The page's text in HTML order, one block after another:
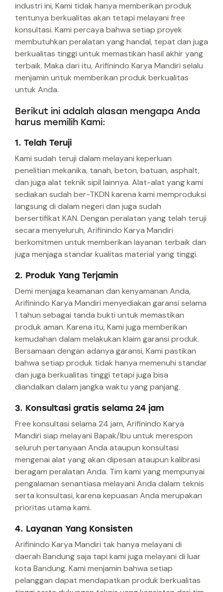
industri ini, Kami tidak hanya memberikan produk
tentunya berkualitas akan tetapi melayani free
konsultasi. Kami percaya bahwa setiap proyek
membutuhkan peralatan yang handal, tepat dan juga
berkualitas tinggi untuk memastikan hasil akhir yang
terbaik. Maka dari itu, Arifinindo Karya Mandiri selalu
menjamin untuk memberikan produk berkualitas
untuk Anda.
Berikut ini adalah alasan mengapa Anda
harus memilih Kami:
1. Telah Teruji
Kami sudah teruji dalam melayani keperluan
penelitian mekanika, tanah, beton, batuan, asphalt,
dan juga alat teknik sipil lainnya. Alat-alat yang kami
sediakan sudah ber-TKDN karena kami memproduksi
langsung di dalam negeri dan juga sudah
bersertifikat KAN. Dengan peralatan yang telah teruji
secara menyeluruh, Arifinindo Karya Mandiri
berkomitmen untuk memberikan layanan terbaik dan
juga menjaga standar kualitas material yang tinggi.
2. Produk Yang Terjamin
Demi menjaga keamanan dan kenyamanan Anda,
Arifinindo Karya Mandiri menyediakan garansi selama
1 tahun sebagai tanda bukti untuk memastikan
produk aman. Karena itu, Kami juga memberikan
kemudahan dalam melakukan klaim garansi produk.
Bersamaan dengan adanya garansi, Kami pastikan
bahwa setiap produk tidak hanya memenuhi standar
dan juga berkualitas tinggi tetapi juga bisa
diandalkan dalam jangka waktu yang panjang.
3. Konsultasi gratis selama 24 jam
Free konsultasi selama 24 jam, Arifinindo Karya
Mandiri siap melayani Bapak/Ibu untuk merespon
seluruh pertanyaan Anda ataupun konsultasi
mengenai alat yang akan dipesan ataupun kalibrasi
beragam peralatan Anda. Tim kami yang mempunyai
pengalaman senantiasa melayani Anda dalam teknis
serta konsultasi, karena kepuasan Anda merupakan
prioritas utama kami.
4. Layanan Yang Konsisten
Arifinindo Karya Mandiri tak hanya melayani di
daerah Bandung saja tapi kami juga melayani di luar
kota Bandung. Kami menjamin bahwa setiap
pelanggan dapat mendapatkan produk berkualitas